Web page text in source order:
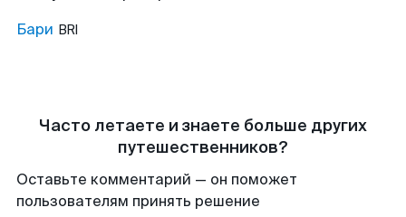
Бари BRI
Часто летаете и знаете больше других
путешественников?
Оставьте комментарий — он поможет
пользователям принять решение